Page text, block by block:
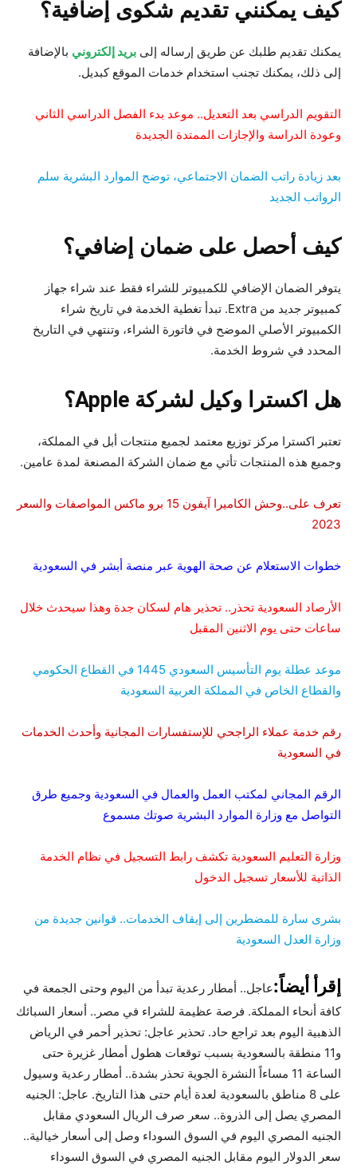
كيف يمكنني تقديم شكوى إضافية؟
يمكنك تقديم طلبك عن طريق إرساله إلى بريد إلكتروني بالإضافة
إلى ذلك، يمكنك تجنب استخدام خدمات الموقع كبديل.
التقويم الدراسي بعد التعديل.. موعد بدء الفصل الدراسي الثاني
وعودة الدراسة والإجازات الممتدة الجديدة
بعد زيادة راتب الضمان الاجتماعي، توضح الموارد البشرية سلم
الرواتب الجديد
كيف أحصل على ضمان إضافي؟
يتوفر الضمان الإضافي للكمبيوتر للشراء فقط عند شراء جهاز
كمبيوتر جديد من Extra. تبدأ تغطية الخدمة في تاريخ شراء
الكمبيوتر الأصلي الموضح في فاتورة الشراء، وتنتهي في التاريخ
المحدد في شروط الخدمة.
هل اكسترا وكيل لشركة Apple؟
تعتبر اكسترا مركز توزيع معتمد لجميع منتجات أبل في المملكة،
وجميع هذه المنتجات تأتي مع ضمان الشركة المصنعة لمدة عامين.
تعرف على..وحش الكاميرا آيفون 15 برو ماكس المواصفات والسعر
2023
خطوات الاستعلام عن صحة الهوية عبر منصة أبشر في السعودية
الأرصاد السعودية تحذر.. تحذير هام لسكان جدة وهذا سيحدث خلال
ساعات حتى يوم الاثنين المقبل
موعد عطلة يوم التأسيس السعودي 1445 في القطاع الحكومي
والقطاع الخاص في المملكة العربية السعودية
رقم خدمة عملاء الراجحي للإستفسارات المجانية وأحدث الخدمات
في السعودية
الرقم المجاني لمكتب العمل والعمال في السعودية وجميع طرق
التواصل مع وزارة الموارد البشرية صوتك مسموع
وزارة التعليم السعودية تكشف رابط التسجيل في نظام الخدمة
الذاتية للأسعار تسجيل الدخول
بشرى سارة للمضطرين إلى إيقاف الخدمات.. قوانين جديدة من
وزارة العدل السعودية
إقرأ أيضاً:عاجل.. أمطار رعدية تبدأ من اليوم وحتى الجمعة في
كافة أنحاء المملكة. فرصة عظيمة للشراء في مصر.. أسعار السبائك
الذهبية اليوم بعد تراجع حاد. تحذير عاجل: تحذير أحمر في الرياض
و11 منطقة بالسعودية بسبب توقعات هطول أمطار غزيرة حتى
الساعة 11 مساءاً النشرة الجوية تحذر بشدة.. أمطار رعدية وسيول
على 8 مناطق بالسعودية لعدة أيام حتى هذا التاريخ. عاجل: الجنيه
المصري يصل إلى الذروة.. سعر صرف الريال السعودي مقابل
الجنيه المصري اليوم في السوق السوداء وصل إلى أسعار خيالية..
سعر الدولار اليوم مقابل الجنيه المصري في السوق السوداء